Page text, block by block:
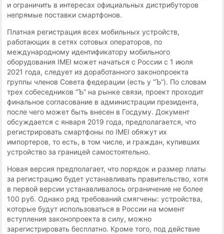
и ограничить в интересах официальных дистрибуторов
непрямые поставки смартфонов.
Платная регистрация всех мобильных устройств,
работающих в сетях сотовых операторов, по
международному идентификатору мобильного
оборудования IMEI может начаться с России с 1 июля
2021 года, следует из доработанного законопроекта
группы членов Совета федерации (есть у “Ъ”). По словам
трех собеседников “Ъ” на рынке связи, проект проходит
финальное согласование в администрации президента,
после чего может быть внесен в Госдуму. Документ
обсуждается с января 2019 года, предполагается, что
регистрировать смартфоны по IMEI обяжут их
импортеров, то есть, в том числе, и граждан, купивших
устройство за границей самостоятельно.
Новая версия предполагает, что порядок и размер платы
за регистрацию будет устанавливать правительство, хотя
в первой версии устанавливалось ограничение не более
100 руб. Однако ряд требований смягчены: устройства,
которые будут использоваться в России на момент
вступления законопроекта в силу, можно
зарегистрировать бесплатно. Кроме того, под действие